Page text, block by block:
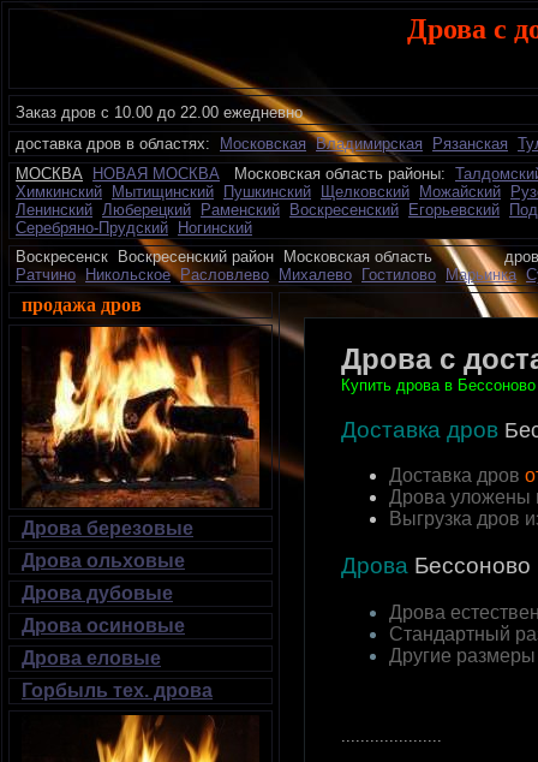
Дрова с
Заказ дров с 10.00 до 22.00 ежедневно
доставка дров в областях:
Московская Владимирская Рязанская
МОСКВА
НОВАЯ МОСКВА Московская область районы:
Химкинский
Мытищинский Пушкинский Щелковский Можайский
Ленинский Люберецкий Раменский Воскресенский Егорьевский
Серебряно-Прудский
Ногинский
Воскресенск Воскресенский район Московская область
Ратчино
Никольское Расловлево Михалево Гостилово Марьинка
продажа дров
Дрова с
Купить дрова в
Доставка дров
Доставка дров
Дрова уложены
Выгрузка дров
Дрова Бессоново
Дрова
Стандартный
Другие размеры
Дрова березовые
Дрова ольховые
Дрова дубовые
Дрова осиновые
Дрова еловые
Горбыль тех. дрова